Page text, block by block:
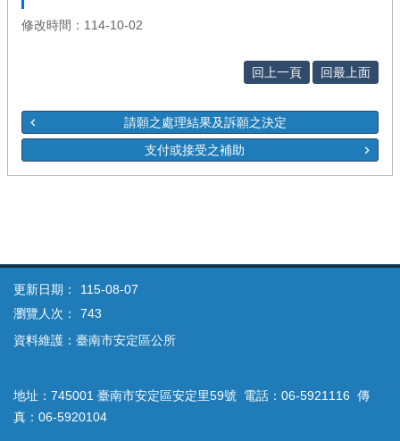
修改時間：114-10-02
回上一頁 回最上面
請願之處理結果及訴願之決定
支付或接受之補助
更新日期：
115-08-07
瀏覽人次：
743
資料維護：臺南市安定區公所
地址：745001 臺南市安定區安定里59號 電話：06-5921116 傳
真：06-5920104